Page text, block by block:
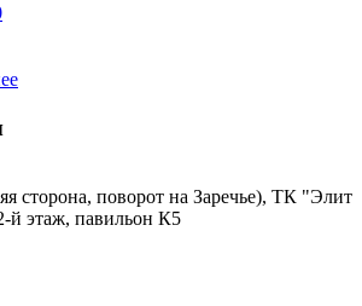
поворот на Заречье), ТК "Элит
й этаж, павильон К5